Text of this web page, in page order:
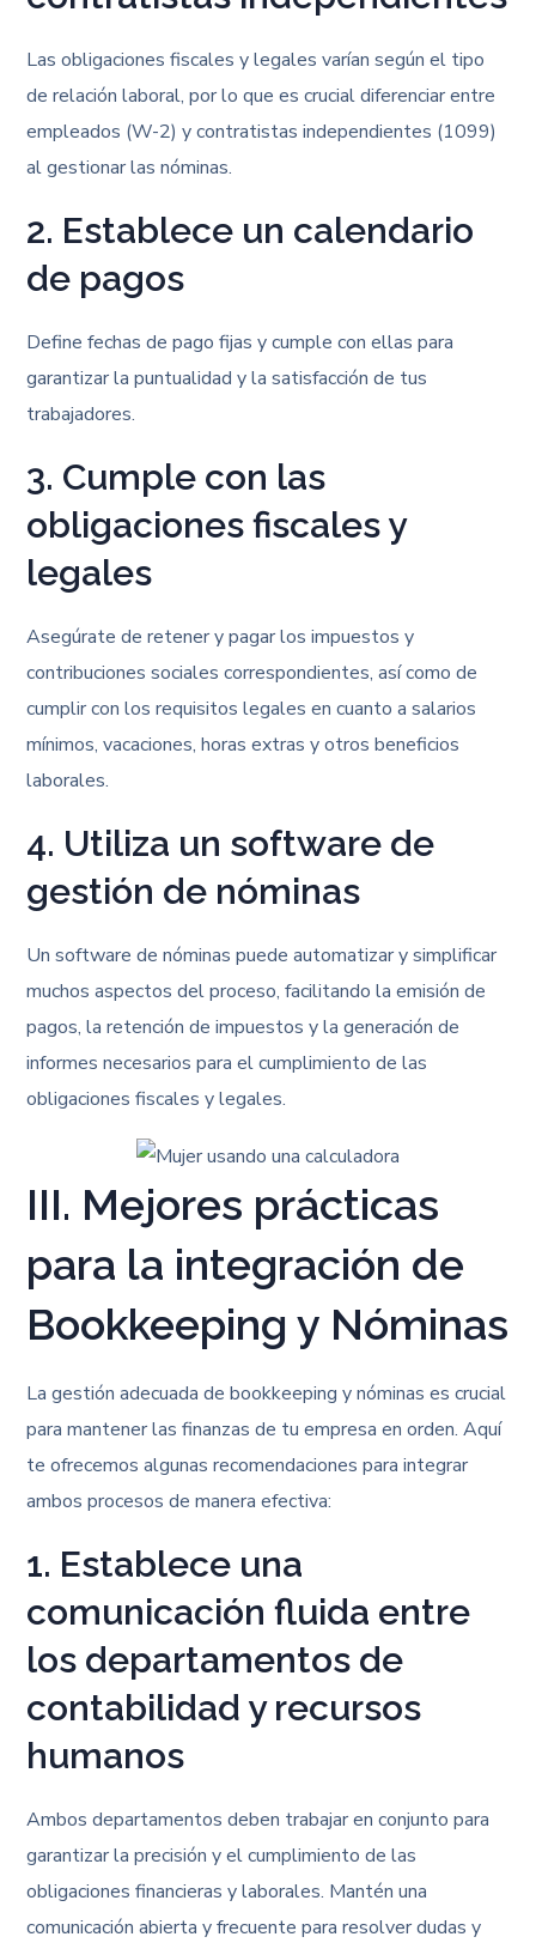
Las obligaciones fiscales y legales varían según el tipo
de relación laboral, por lo que es crucial diferenciar entre
empleados (W-2) y contratistas independientes (1099)
al gestionar las nóminas.
2. Establece un calendario
de pagos
Define fechas de pago fijas y cumple con ellas para
garantizar la puntualidad y la satisfacción de tus
trabajadores.
3. Cumple con las
obligaciones fiscales y
legales
Asegúrate de retener y pagar los impuestos y
contribuciones sociales correspondientes, así como de
cumplir con los requisitos legales en cuanto a salarios
mínimos, vacaciones, horas extras y otros beneficios
laborales.
4. Utiliza un software de
gestión de nóminas
Un software de nóminas puede automatizar y simplificar
muchos aspectos del proceso, facilitando la emisión de
pagos, la retención de impuestos y la generación de
informes necesarios para el cumplimiento de las
obligaciones fiscales y legales.
III. Mejores prácticas
para la integración de
Bookkeeping y Nóminas
La gestión adecuada de bookkeeping y nóminas es crucial
para mantener las finanzas de tu empresa en orden. Aquí
te ofrecemos algunas recomendaciones para integrar
ambos procesos de manera efectiva:
1. Establece una
comunicación fluida entre
los departamentos de
contabilidad y recursos
humanos
Ambos departamentos deben trabajar en conjunto para
garantizar la precisión y el cumplimiento de las
obligaciones financieras y laborales. Mantén una
comunicación abierta y frecuente para resolver dudas y